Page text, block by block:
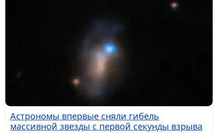
Астрономы впервые сняли гибель
массивной звезды с первой секунды взрыва